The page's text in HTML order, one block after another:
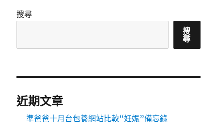
搜尋
搜
尋
近期文章
準爸爸十月台包養網站比較“妊娠”備忘錄